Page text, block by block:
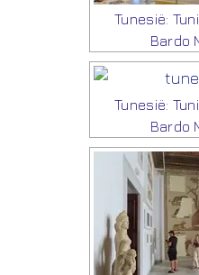
Tunesië:
Bardo
Tunesië:
Bardo